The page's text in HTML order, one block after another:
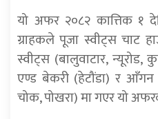
यो अफर २०८२ कात्तिक १
ग्राहकले पूजा स्वीट्स चाट
स्वीट्स (बालुवाटार, न्यूरोड,
एण्ड बेकरी (हेटौंडा) र आँगन
चोक, पोखरा) मा गएर यो